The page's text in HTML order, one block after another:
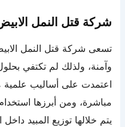
شركة قتل النمل
تسعى شركة قتل النمل
وآمنة، ولذلك لم تكتفي
اعتمدت على أساليب
مباشرة، ومن أبرزها
يتم خلالها توزيع المبيد